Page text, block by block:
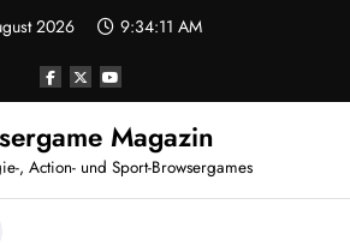
2026 9:34:12 AM
Magazin
, Action- und Sport-Browsergames